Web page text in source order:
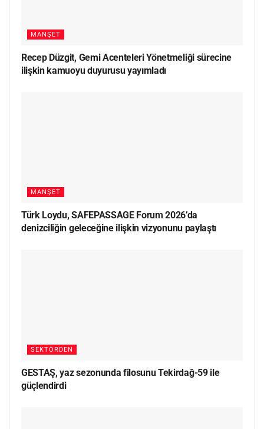
MANŞET
Recep Düzgit, Gemi Acenteleri Yönetmeliği sürecine
ilişkin kamuoyu duyurusu yayımladı
MANŞET
Türk Loydu, SAFEPASSAGE Forum 2026’da
denizciliğin geleceğine ilişkin vizyonunu paylaştı
SEKTÖRDEN
GESTAŞ, yaz sezonunda filosunu Tekirdağ-59 ile
güçlendirdi